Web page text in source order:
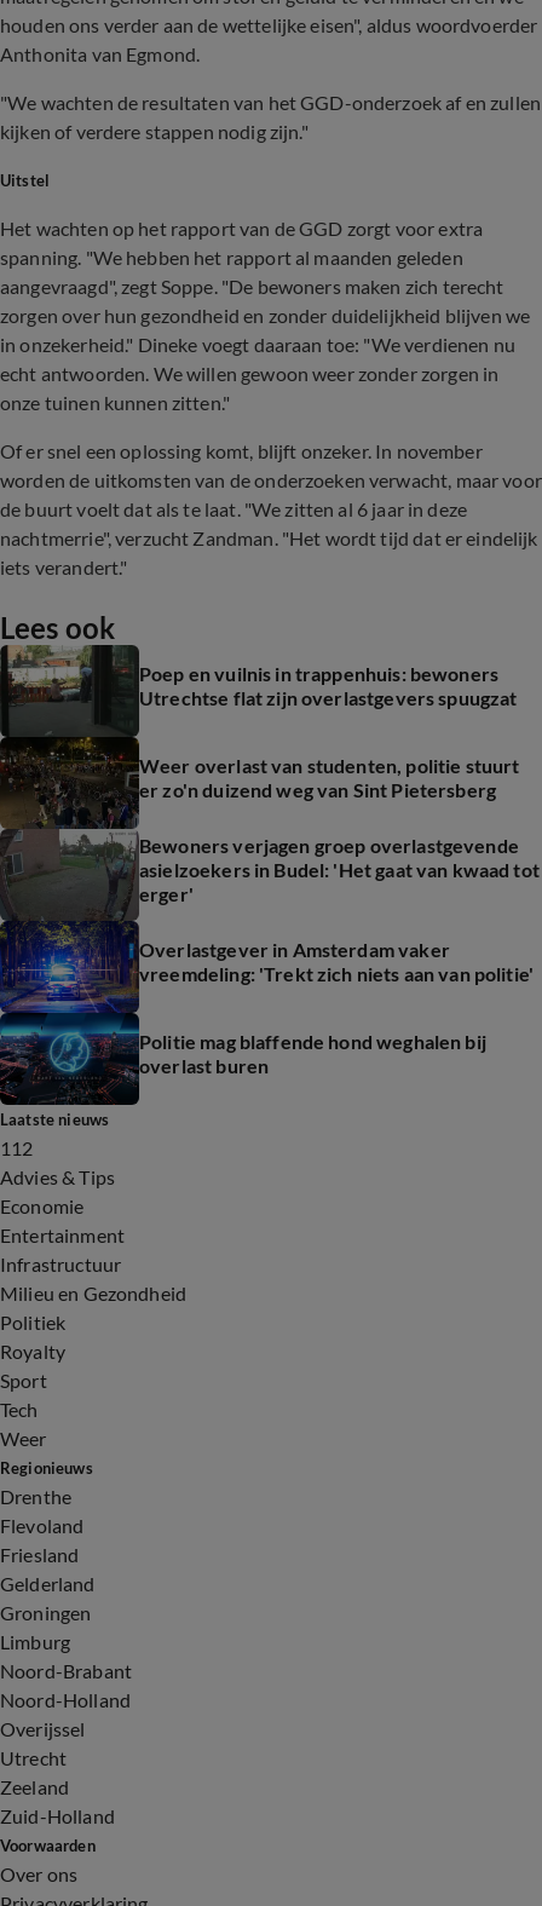
houden ons verder aan de wettelijke eisen", aldus woordvoerder
Anthonita van Egmond.
"We wachten de resultaten van het GGD-onderzoek af en zullen
kijken of verdere stappen nodig zijn."
Uitstel
Het wachten op het rapport van de GGD zorgt voor extra
spanning. "We hebben het rapport al maanden geleden
aangevraagd", zegt Soppe. "De bewoners maken zich terecht
zorgen over hun gezondheid en zonder duidelijkheid blijven we
in onzekerheid." Dineke voegt daaraan toe: "We verdienen nu
echt antwoorden. We willen gewoon weer zonder zorgen in
onze tuinen kunnen zitten."
Of er snel een oplossing komt, blijft onzeker. In november
worden de uitkomsten van de onderzoeken verwacht, maar voor
de buurt voelt dat als te laat. "We zitten al 6 jaar in deze
nachtmerrie", verzucht Zandman. "Het wordt tijd dat er eindelijk
iets verandert."
Lees ook
Poep en vuilnis in trappenhuis: bewoners
Utrechtse flat zijn overlastgevers spuugzat
Weer overlast van studenten, politie stuurt
er zo'n duizend weg van Sint Pietersberg
Bewoners verjagen groep overlastgevende
asielzoekers in Budel: 'Het gaat van kwaad tot
erger'
Overlastgever in Amsterdam vaker
vreemdeling: 'Trekt zich niets aan van politie'
Politie mag blaffende hond weghalen bij
overlast buren
Laatste nieuws
112
Advies & Tips
Economie
Entertainment
Infrastructuur
Milieu en Gezondheid
Politiek
Royalty
Sport
Tech
Weer
Regionieuws
Drenthe
Flevoland
Friesland
Gelderland
Groningen
Limburg
Noord-Brabant
Noord-Holland
Overijssel
Utrecht
Zeeland
Zuid-Holland
Voorwaarden
Over ons